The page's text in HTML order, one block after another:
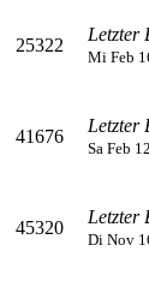
25322
Letzter
Mi Feb
41676
Letzter
Sa Feb
45320
Letzter
Di Nov